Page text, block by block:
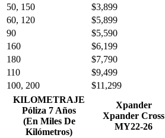
50, 150
$3,899
60, 120
$5,899
90
$5,590
160
$6,199
180
$7,790
110
$9,499
100, 200
$11,299
KILOMETRAJE
Póliza 7 Años
(En Miles De
Kilómetros)
Xpander
Xpander Cross
MY22-26